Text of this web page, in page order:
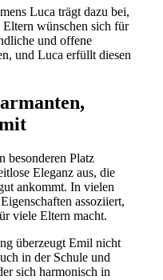
Luca trägt dazu bei,
wünschen sich für
und offene
und Luca erfüllt diesen
besonderen Platz
Eleganz aus, die
ankommt. In vielen
assoziiert,
viele Eltern macht.
überzeugt Emil nicht
in der Schule und
sich harmonisch in